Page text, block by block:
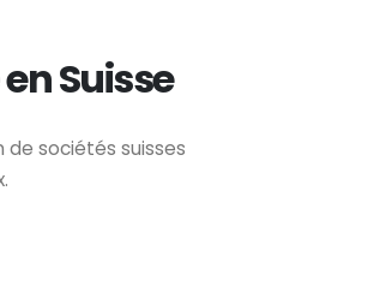
Suisse
sociétés suisses